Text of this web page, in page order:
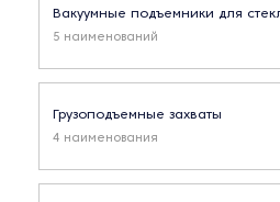
Вакуумные подъемники для
5 наименований
Грузоподъемные захваты
4 наименования